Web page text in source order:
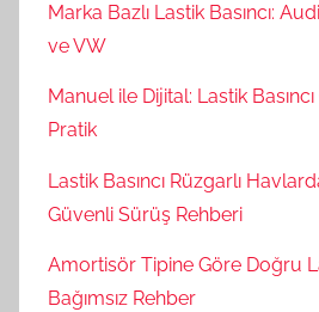
Marka Bazlı Lastik Basıncı:
ve VW
Manuel ile Dijital: Lastik
Pratik
Lastik Basıncı Rüzgarlı
Güvenli Sürüş Rehberi
Amortisör Tipine Göre Doğru
Bağımsız Rehber